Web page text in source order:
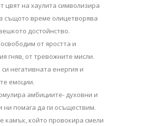
цвят на хаулита символизира
същото време олицетворява
достойнство.
от яростта и
гняв, от тревожните мисли.
негативната енергия и
емоции.
амбициите- духовни и
ни помага да ги осъществим.
камък, който провокира смели